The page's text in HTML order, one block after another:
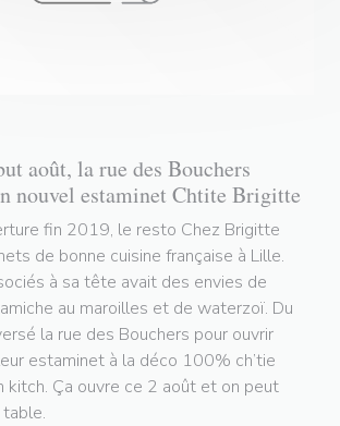
août, la rue des Bouchers
nouvel estaminet Chtite Brigitte
fin 2019, le resto Chez Brigitte
de bonne cuisine française à Lille.
à sa tête avait des envies de
au maroilles et de waterzoï. Du
la rue des Bouchers pour ouvrir
estaminet à la déco 100% ch’tie
kitch. Ça ouvre ce 2 août et on peut